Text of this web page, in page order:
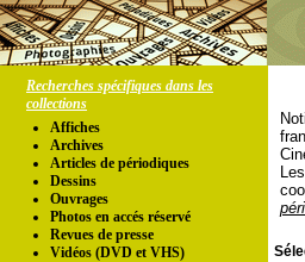
Recherches spécifiques dans les
collections
Affiches
Archives
Articles de périodiques
Dessins
Ouvrages
Photos en accés réservé
Revues de presse
Vidéos (DVD et VHS)